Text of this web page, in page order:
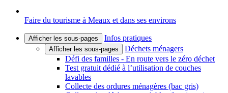
Faire du tourisme à Meaux et dans ses environs
Afficher les sous-pages Infos pratiques
Afficher les sous-pages
Déchets ménagers
Défi des familles - En route vers le zéro déchet
Test gratuit dédié à l’utilisation de couches
lavables
Collecte des ordures ménagères (bac gris)